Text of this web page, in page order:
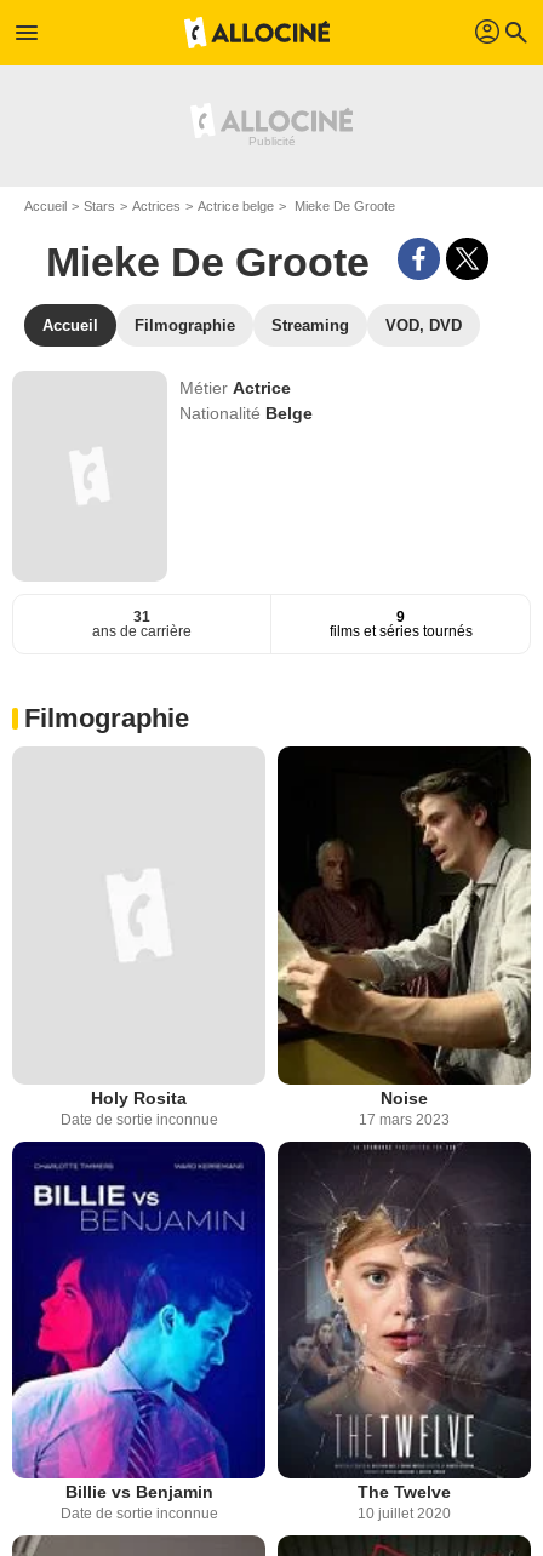
menu profil search
Accueil Stars Actrices Actrice belge Mieke De Groote
Mieke De Groote
Accueil Filmographie Streaming VOD, DVD
MétierActrice
Nationalité Belge
31
ans de carrière
9
films et séries tournés
Filmographie
Holy Rosita
Date de sortie inconnue
Noise
17 mars 2023
Billie vs Benjamin
Date de sortie inconnue
The Twelve
10 juillet 2020